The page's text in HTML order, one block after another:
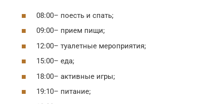
08:00– поесть и спать;
09:00– прием пищи;
12:00– туалетные мероприятия;
15:00– еда;
18:00– активные игры;
19:10– питание;